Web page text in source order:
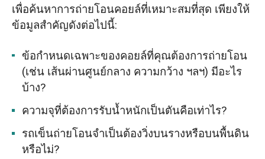
เพื่อค้นหาการถ่ายโอนคอยล์ที่เหมาะสมที่สุด เพียงให้
ข้อมูลสำคัญดังต่อไปนี้:
ข้อกำหนดเฉพาะของคอยล์ที่คุณต้องการถ่ายโอน
(เช่น เส้นผ่านศูนย์กลาง ความกว้าง ฯลฯ) มีอะไร
บ้าง?​
ความจุที่ต้องการรับน้ำหนักเป็นตันคือเท่าไร?
รถเข็นถ่ายโอนจำเป็นต้องวิ่งบนรางหรือบนพื้นดิน
หรือไม่?